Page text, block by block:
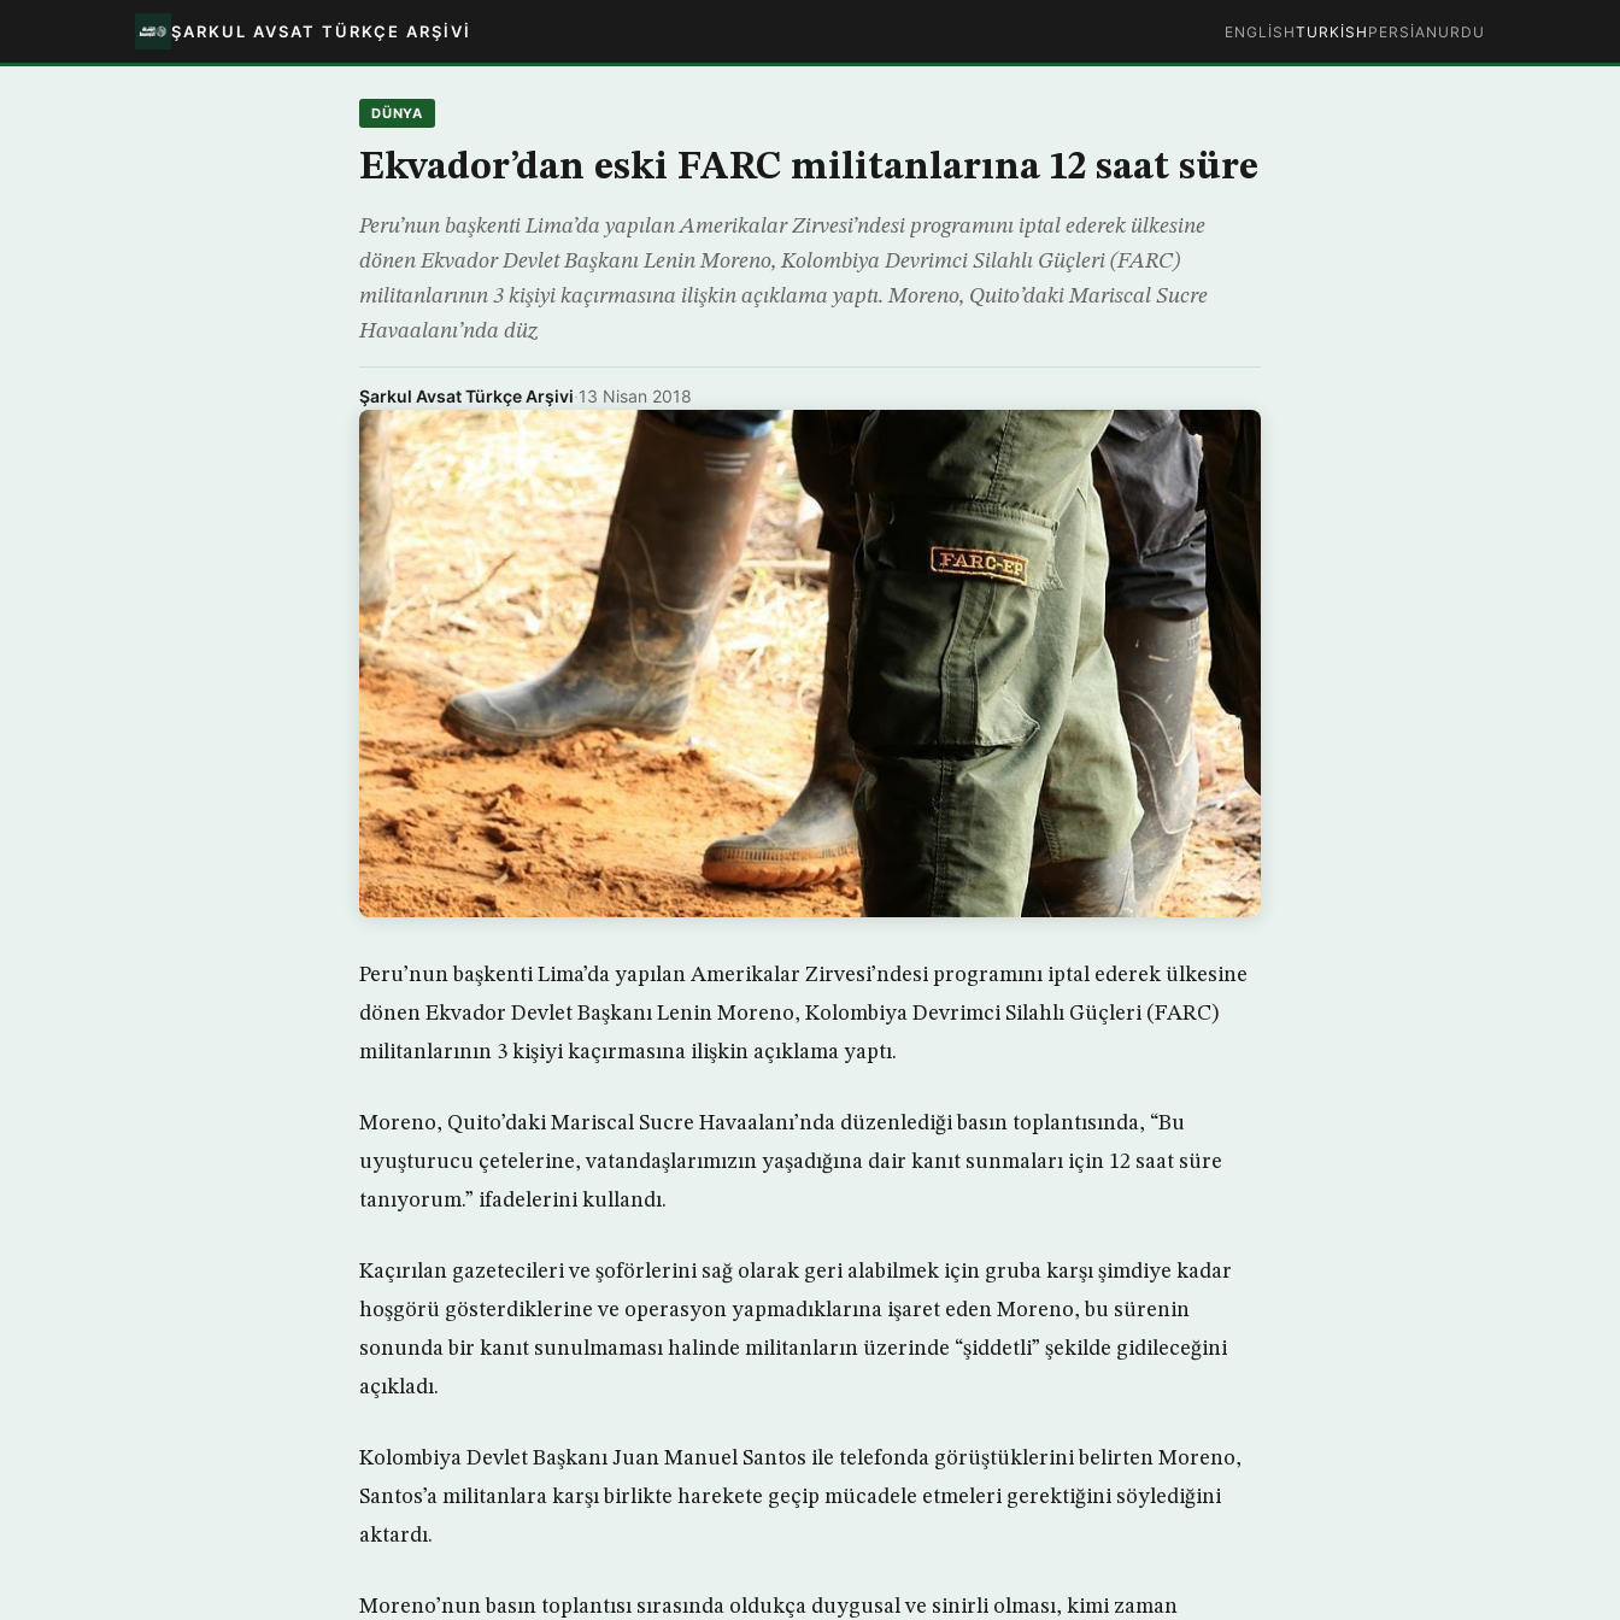
ŞARKUL AVSAT TÜRKÇE ARŞIVI ENGLISHTURKISH PERSIAN URDU
DÜNYA
Ekvador’dan eski FARC militanlarına 12 saat süre
Peru’nun başkenti Lima’da yapılan Amerikalar Zirvesi’ndesi programını iptal ederek ülkesine
dönen Ekvador Devlet Başkanı Lenin Moreno, Kolombiya Devrimci Silahlı Güçleri (FARC)
militanlarının 3 kişiyi kaçırmasına ilişkin açıklama yaptı. Moreno, Quito’daki Mariscal Sucre
Havaalanı’nda düz
Şarkul Avsat Türkçe Arşivi·13 Nisan 2018
Peru’nun başkenti Lima’da yapılan Amerikalar Zirvesi’ndesi programını iptal ederek ülkesine
dönen Ekvador Devlet Başkanı Lenin Moreno, Kolombiya Devrimci Silahlı Güçleri (FARC)
militanlarının 3 kişiyi kaçırmasına ilişkin açıklama yaptı.
Moreno, Quito’daki Mariscal Sucre Havaalanı’nda düzenlediği basın toplantısında, “Bu
uyuşturucu çetelerine, vatandaşlarımızın yaşadığına dair kanıt sunmaları için 12 saat süre
tanıyorum.” ifadelerini kullandı.
Kaçırılan gazetecileri ve şoförlerini sağ olarak geri alabilmek için gruba karşı şimdiye kadar
hoşgörü gösterdiklerine ve operasyon yapmadıklarına işaret eden Moreno, bu sürenin
sonunda bir kanıt sunulmaması halinde militanların üzerinde “şiddetli” şekilde gidileceğini
açıkladı.
Kolombiya Devlet Başkanı Juan Manuel Santos ile telefonda görüştüklerini belirten Moreno,
Santos’a militanlara karşı birlikte harekete geçip mücadele etmeleri gerektiğini söylediğini
aktardı.
Moreno’nun basın toplantısı sırasında oldukça duygusal ve sinirli olması, kimi zaman